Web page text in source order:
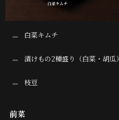
白菜キムチ
漬けもの2種盛り（白菜・胡瓜）
枝豆
前菜